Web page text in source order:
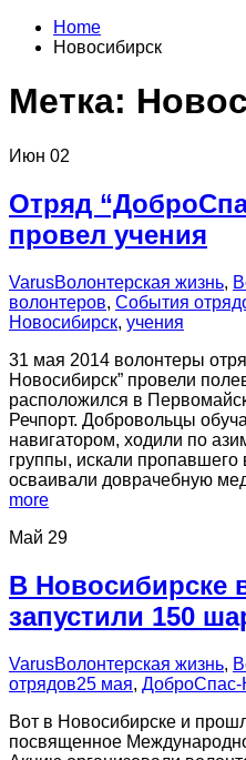
Home
Новосибирск
Метка:
Июн 02
Отряд
провел учения
VarusВолонтерская жизнь,
волонтеров, События
Новосибирск, учения
31 мая 2014 волонтеры
Новосибирск” провели
расположился в
Речпорт. Добровольцы
навигатором, ходили по
группы, искали пропавшего
осваивали доврачебную
more
Май 29
В Новосибирске
запустили 150
VarusВолонтерская жизнь,
отрядов25 мая, ДоброСпас-
Вот в Новосибирске и
посвященное